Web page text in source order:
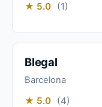
★ 5.0 (1)
Blegal
Barcelona
★ 5.0 (4)